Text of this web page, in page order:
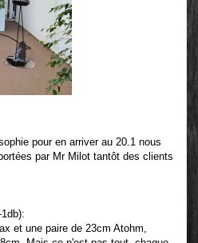
pour en arriver au 20.1 nous
par Mr Milot tantôt des clients
et une paire de 23cm Atohm,